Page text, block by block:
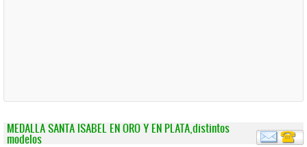
MEDALLA SANTA ISABEL EN ORO Y EN PLATA,distintos
modelos